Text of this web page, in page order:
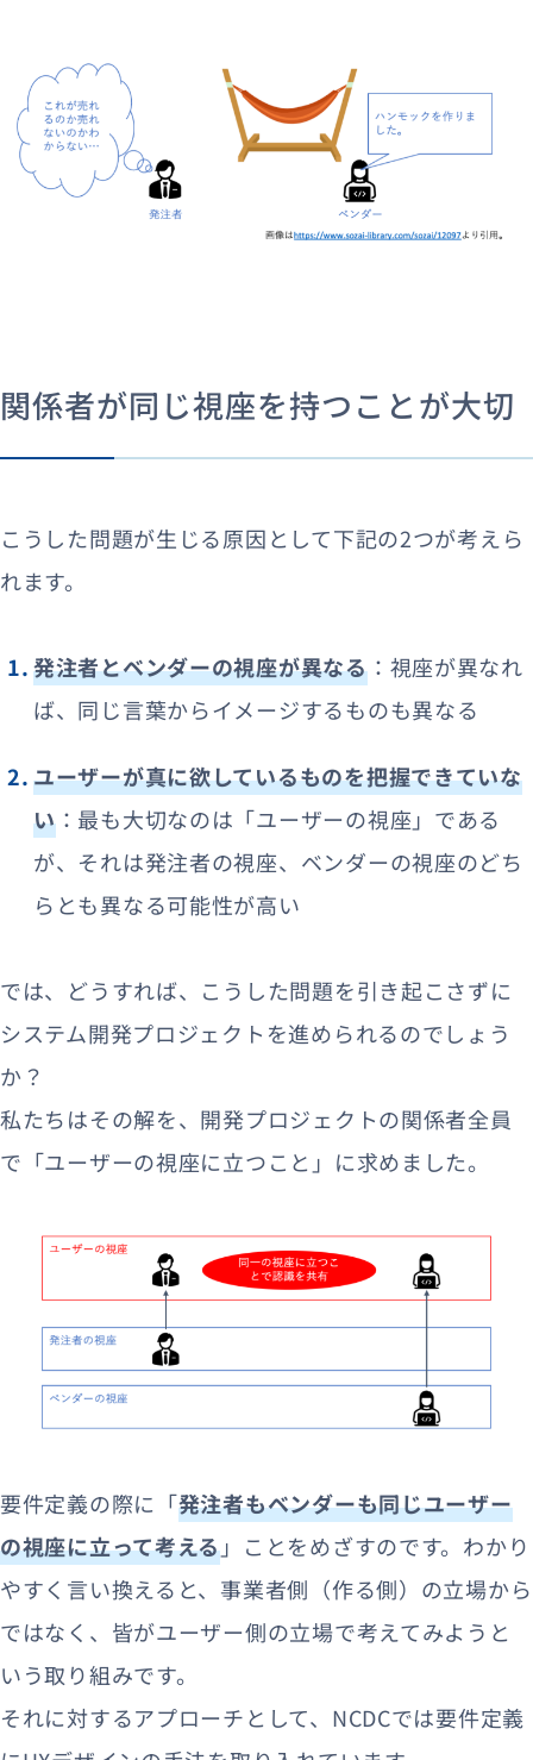
関係者が同じ視座を持つことが大切
こうした問題が生じる原因として下記の2つが考えら
れます。
発注者とベンダーの視座が異なる：視座が異なれ
ば、同じ言葉からイメージするものも異なる
ユーザーが真に欲しているものを把握できていな
い：最も大切なのは「ユーザーの視座」である
が、それは発注者の視座、ベンダーの視座のどち
らとも異なる可能性が高い
では、どうすれば、こうした問題を引き起こさずに
システム開発プロジェクトを進められるのでしょう
か？
私たちはその解を、開発プロジェクトの関係者全員
で「ユーザーの視座に立つこと」に求めました。
要件定義の際に「発注者もベンダーも同じユーザー
の視座に立って考える」ことをめざすのです。わかり
やすく言い換えると、事業者側（作る側）の立場から
ではなく、皆がユーザー側の立場で考えてみようと
いう取り組みです。
それに対するアプローチとして、NCDCでは要件定義